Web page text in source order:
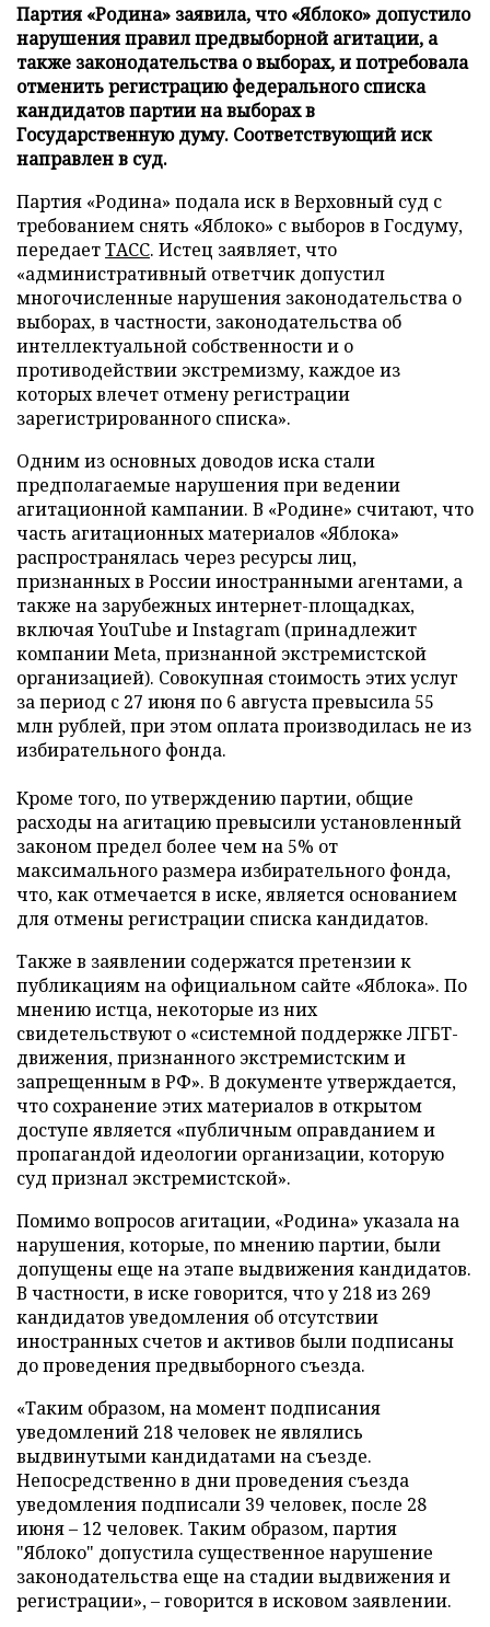
Партия «Родина» заявила, что «Яблоко» допустило
нарушения правил предвыборной агитации, а
также законодательства о выборах, и потребовала
отменить регистрацию федерального списка
кандидатов партии на выборах в
Государственную думу. Соответствующий иск
направлен в суд.
Партия «Родина» подала иск в Верховный суд с
требованием снять «Яблоко» с выборов в Госдуму,
передаетТАСС. Истец заявляет, что
«административный ответчик допустил
многочисленные нарушения законодательства о
выборах, в частности, законодательства об
интеллектуальной собственности и о
противодействии экстремизму, каждое из
которых влечет отмену регистрации
зарегистрированного списка».
Одним из основных доводов иска стали
предполагаемые нарушения при ведении
агитационной кампании. В «Родине» считают, что
часть агитационных материалов «Яблока»
распространялась через ресурсы лиц,
признанных в России иностранными агентами, а
также на зарубежных интернет-площадках,
включая YouTube и Instagram (принадлежит
компании Meta, признанной экстремистской
организацией). Совокупная стоимость этих услуг
за период с 27 июня по 6 августа превысила 55
млн рублей, при этом оплата производилась не из
избирательного фонда.
Кроме того, по утверждению партии, общие
расходы на агитацию превысили установленный
законом предел более чем на 5% от
максимального размера избирательного фонда,
что, как отмечается в иске, является основанием
для отмены регистрации списка кандидатов.
Также в заявлении содержатся претензии к
публикациям на официальном сайте «Яблока». По
мнению истца, некоторые из них
свидетельствуют о «системной поддержке ЛГБТ-
движения, признанного экстремистским и
запрещенным в РФ». В документе утверждается,
что сохранение этих материалов в открытом
доступе является «публичным оправданием и
пропагандой идеологии организации, которую
суд признал экстремистской».
Помимо вопросов агитации, «Родина» указала на
нарушения, которые, по мнению партии, были
допущены еще на этапе выдвижения кандидатов.
В частности, в иске говорится, что у 218 из 269
кандидатов уведомления об отсутствии
иностранных счетов и активов были подписаны
до проведения предвыборного съезда.
«Таким образом, на момент подписания
уведомлений 218 человек не являлись
выдвинутыми кандидатами на съезде.
Непосредственно в дни проведения съезда
уведомления подписали 39 человек, после 28
июня – 12 человек. Таким образом, партия
"Яблоко" допустила существенное нарушение
законодательства еще на стадии выдвижения и
регистрации», – говорится в исковом заявлении.